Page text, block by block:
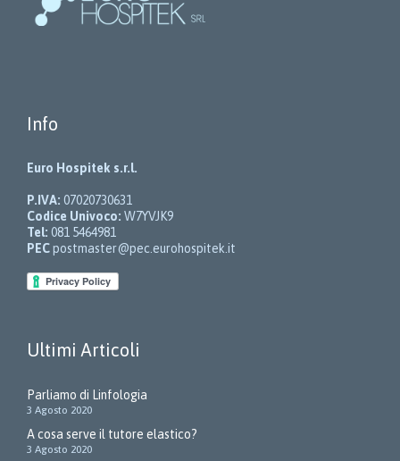
Info
Euro Hospitek s.r.l.
P.IVA: 07020730631
Codice Univoco: W7YVJK9
Tel: 081 5464981
PECpostmaster@pec.eurohospitek.it
Ultimi Articoli
Parliamo di Linfologia
3 Agosto 2020
A cosa serve il tutore elastico?
3 Agosto 2020